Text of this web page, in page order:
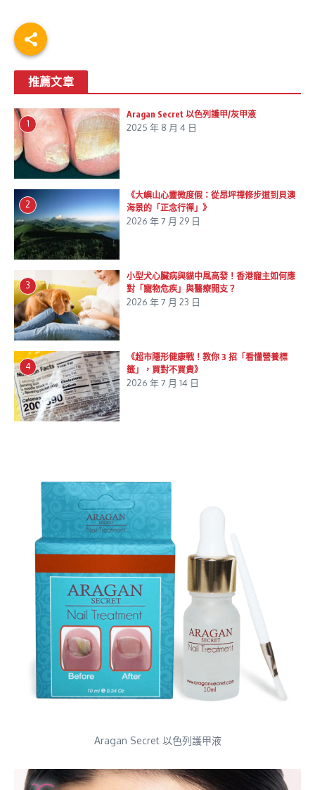
推薦文章
1
Aragan Secret 以色列護甲/灰甲液
2025 年 8 月 4 日
2
《大嶼山心靈微度假：從昂坪禪修步道到貝澳
海景的「正念行禪」》
2026 年 7 月 29 日
3
小型犬心臟病與貓中風高發！香港寵主如何應
對「寵物危疾」與醫療開支？
2026 年 7 月 23 日
4
《超市隱形健康戰！教你 3 招「看懂營養標
籤」，買對不買貴》
2026 年 7 月 14 日
Aragan Secret 以色列護甲液